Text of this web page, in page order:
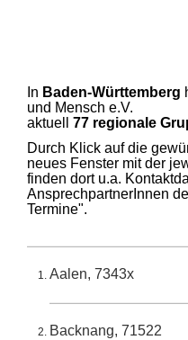
In Baden-Württemberg
und Mensch e.V.
aktuell 77 regionale
Durch Klick auf die
neues Fenster mit der
finden dort u.a.
AnsprechpartnerInnen
Termine".
Aalen, 7343x
Backnang, 71522